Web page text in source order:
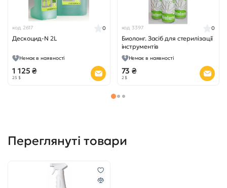
код 2617
Дескоцид-N 2L
0
Немає в наявності
1 125 ₴
25 $
код 3397
Биолонг. Засіб для стерилізації
інструментів
0
Немає в наявності
73 ₴
2 $
Переглянуті товари